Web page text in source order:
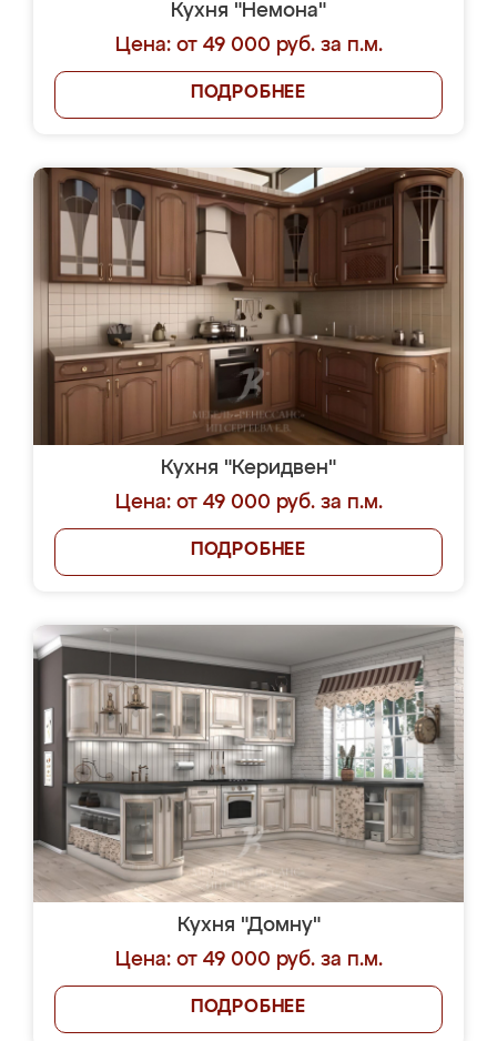
Кухня "Немона"
Цена: от 49 000 руб. за п.м.
ПОДРОБНЕЕ
Кухня "Керидвен"
Цена: от 49 000 руб. за п.м.
ПОДРОБНЕЕ
Кухня "Домну"
Цена: от 49 000 руб. за п.м.
ПОДРОБНЕЕ